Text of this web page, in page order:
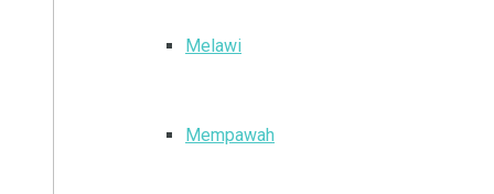
Melawi
Mempawah